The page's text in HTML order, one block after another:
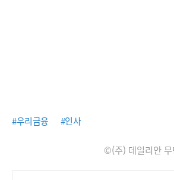
#우리금융 #인사
©(주) 데일리안 무